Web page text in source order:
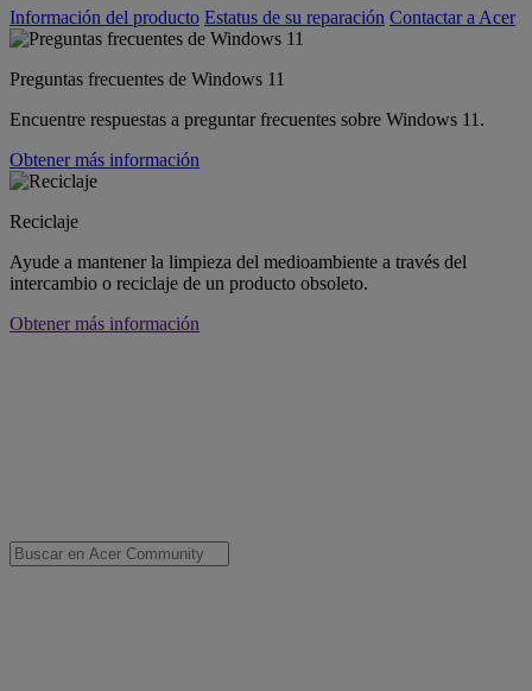
Información del producto Estatus de su reparación Contactar a Acer
Preguntas frecuentes de Windows 11
Encuentre respuestas a preguntar frecuentes sobre Windows 11.
Obtener más información
Reciclaje
Ayude a mantener la limpieza del medioambiente a través del
intercambio o reciclaje de un producto obsoleto.
Obtener más información